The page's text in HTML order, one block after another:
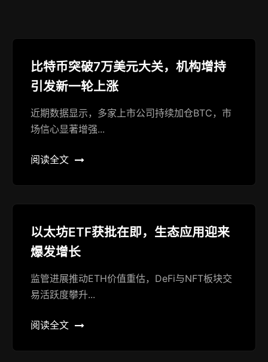
比特币突破7万美元大关，机构增持
引发新一轮上涨
近期数据显示，多家上市公司持续加仓BTC，市
场信心显著增强...
阅读全文
以太坊ETF获批在即，生态应用迎来
爆发增长
监管进展推动ETH价值重估，DeFi与NFT板块交
易活跃度攀升...
阅读全文